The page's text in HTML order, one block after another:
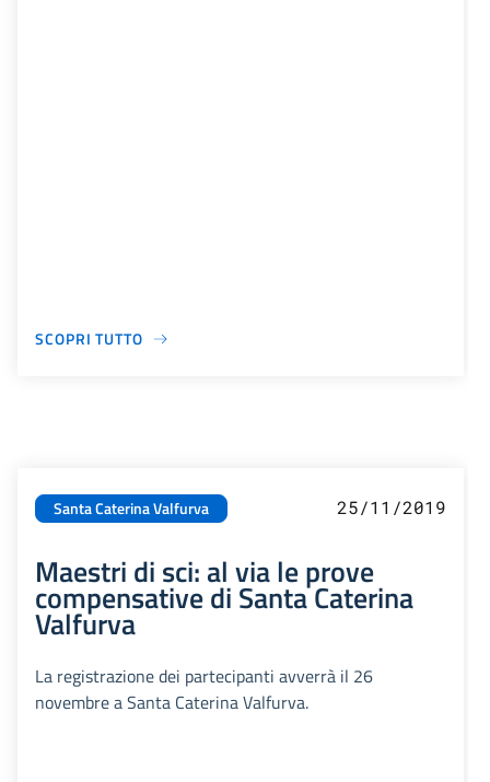
SCOPRI TUTTO
Santa Caterina Valfurva 25/11/2019
Maestri di sci: al via le prove
compensative di Santa Caterina
Valfurva
La registrazione dei partecipanti avverrà il 26
novembre a Santa Caterina Valfurva.